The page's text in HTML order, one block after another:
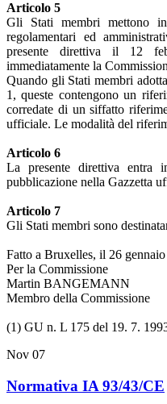
Articolo 5
Gli Stati membri mettono
regolamentari ed
presente direttiva il 12
immediatamente la
Quando gli Stati membri
1, queste contengono un
corredate di un siffatto
ufficiale. Le modalità del
Articolo 6
La presente direttiva entra
pubblicazione nella Gazzetta
Articolo 7
Gli Stati membri sono
Fatto a Bruxelles, il 26
Per la Commissione
Martin BANGEMANN
Membro della Commissione
(1) GU n. L 175 del 19. 7.
Nov 07
Normativa IA 93/43/CE